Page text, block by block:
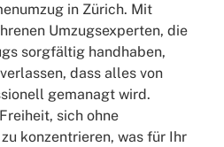
in Zürich. Mit
Umzugsexperten, die
sorgfältig handhaben,
dass alles von
gemanagt wird.
sich ohne
konzentrieren, was für Ihr